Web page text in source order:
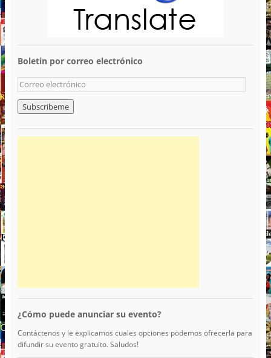
Boletin por correo electrónico
¿Cómo puede anunciar su evento?
Contáctenos y le explicamos cuales opciones podemos ofrecerla para
difundir su evento gratuito. Saludos!